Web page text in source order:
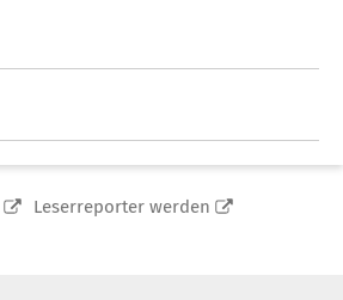
Leserreporter werden